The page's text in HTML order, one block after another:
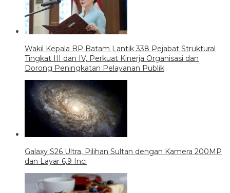
Wakil Kepala BP Batam Lantik 338 Pejabat Struktural
Tingkat III dan IV, Perkuat Kinerja Organisasi dan
Dorong Peningkatan Pelayanan Publik
Galaxy S26 Ultra, Pilihan Sultan dengan Kamera 200MP
dan Layar 6,9 Inci